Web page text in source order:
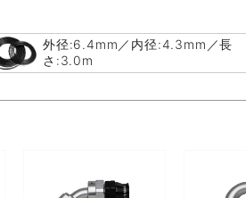
外径:6.4mm／内径:4.3mm／長
さ:3.0m